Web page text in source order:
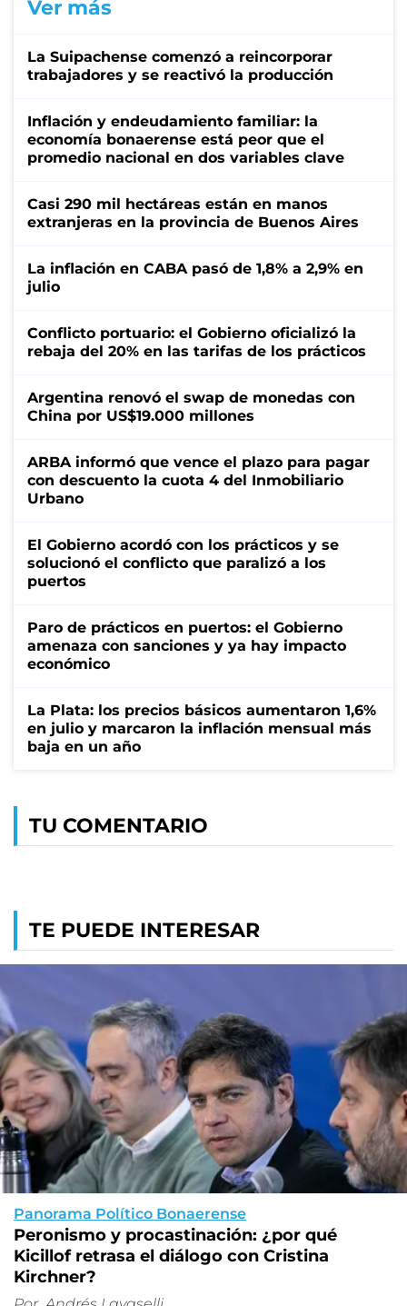
Ver más
La Suipachense comenzó a reincorporar
trabajadores y se reactivó la producción
Inflación y endeudamiento familiar: la
economía bonaerense está peor que el
promedio nacional en dos variables clave
Casi 290 mil hectáreas están en manos
extranjeras en la provincia de Buenos Aires
La inflación en CABA pasó de 1,8% a 2,9% en
julio
Conflicto portuario: el Gobierno oficializó la
rebaja del 20% en las tarifas de los prácticos
Argentina renovó el swap de monedas con
China por US$19.000 millones
ARBA informó que vence el plazo para pagar
con descuento la cuota 4 del Inmobiliario
Urbano
El Gobierno acordó con los prácticos y se
solucionó el conflicto que paralizó a los
puertos
Paro de prácticos en puertos: el Gobierno
amenaza con sanciones y ya hay impacto
económico
La Plata: los precios básicos aumentaron 1,6%
en julio y marcaron la inflación mensual más
baja en un año
TU COMENTARIO
TE PUEDE INTERESAR
Panorama Político Bonaerense
Peronismo y procastinación: ¿por qué
Kicillof retrasa el diálogo con Cristina
Kirchner?